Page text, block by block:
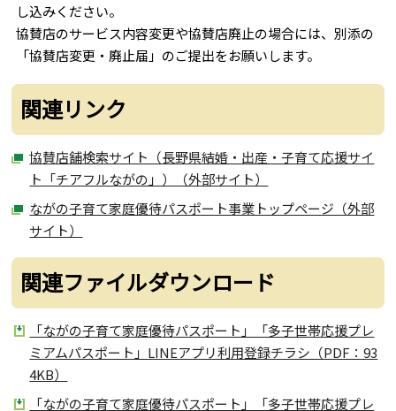
し込みください。
協賛店のサービス内容変更や協賛店廃止の場合には、別添の
「協賛店変更・廃止届」のご提出をお願いします。
関連リンク
協賛店舗検索サイト（長野県結婚・出産・子育て応援サイ
ト「チアフルながの」）（外部サイト）
ながの子育て家庭優待パスポート事業トップページ（外部
サイト）
関連ファイルダウンロード
「ながの子育て家庭優待パスポート」「多子世帯応援プレ
ミアムパスポート」LINEアプリ利用登録チラシ（PDF：93
4KB）
「ながの子育て家庭優待パスポート」「多子世帯応援プレ